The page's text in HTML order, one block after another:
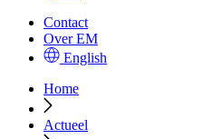
Contact
Over EM
English
Home
Actueel